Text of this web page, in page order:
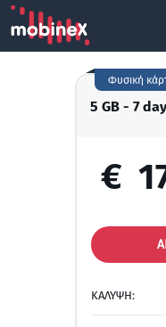
5 GB - 7
Φυσική
€
ΚΑΛΥΨΗ: